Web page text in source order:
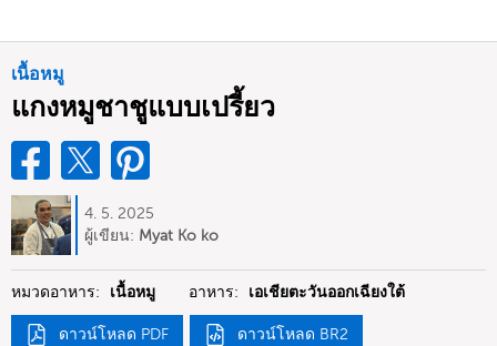
เนื้อหมู
แกงหมูชาชูแบบเปรี้ยว
4. 5. 2025
ผู้เขียน: Myat Ko ko
หมวดอาหาร: เนื้อหมู อาหาร: เอเชียตะวันออกเฉียงใต้
ดาวน์โหลด PDF ดาวน์โหลด BR2